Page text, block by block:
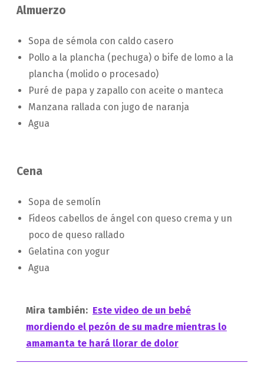
Almuerzo
Sopa de sémola con caldo casero
Pollo a la plancha (pechuga) o bife de lomo a la
plancha (molido o procesado)
Puré de papa y zapallo con aceite o manteca
Manzana rallada con jugo de naranja
Agua
Cena
Sopa de semolín
Fideos cabellos de ángel con queso crema y un
poco de queso rallado
Gelatina con yogur
Agua
Mira también: Este video de un bebé
mordiendo el pezón de su madre mientras lo
amamanta te hará llorar de dolor